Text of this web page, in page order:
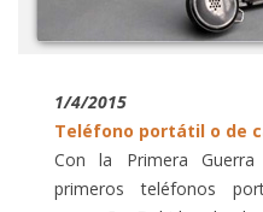
1/4/2015
Teléfono portátil o de
Con la Primera
primeros teléfonos